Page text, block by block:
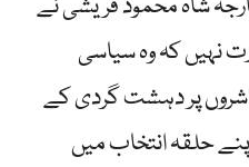
شاہ محمود قریشی نے
نہیں کہ وہ سیاسی
پر دہشت گردی کے
حلقہ انتخاب میں